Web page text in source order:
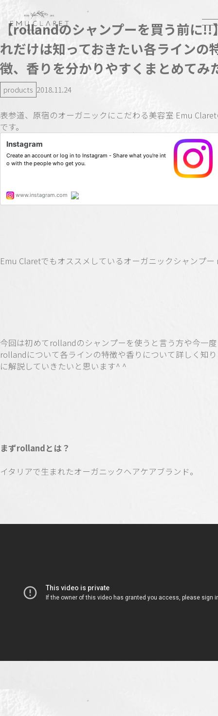
【rollandのシャンプーを買う前に!!
れだけは知っておきたい各ラインの
徴、香りを分かりやすくまとめてみ
products 2018.11.24
表参道、原宿のオーガニックにこだわる美容室 Emu
です。
Emu Claretでもオススメしているオーガニックシャンプ
今回は初めてrollandのシャンプーを使うと言う方や今一度
rollandについて各ラインの特徴や香りについて詳しく知
に解説していきたいと思います^ ^
まずrollandとは？
イタリアで生まれたオーガニックヘアケアブランド。